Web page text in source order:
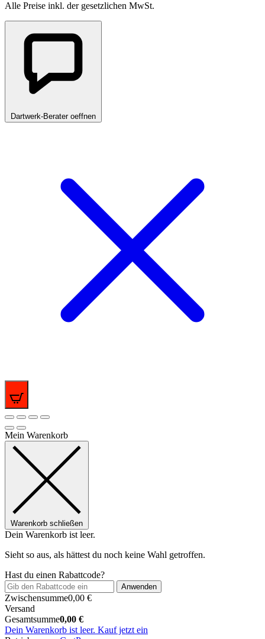
Alle Preise inkl. der gesetzlichen MwSt.
Dartwerk-Berater oeffnen
Mein Warenkorb
Warenkorb schließen
Dein Warenkorb ist leer.
Sieht so aus, als hättest du noch keine Wahl getroffen.
Hast du einen Rabattcode?
Anwenden
Zwischensumme0,00 €
Versand
Gesamtsumme0,00 €
Dein Warenkorb ist leer. Kauf jetzt ein